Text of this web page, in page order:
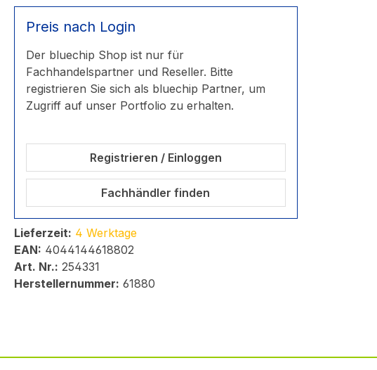
Preis nach Login
Der bluechip Shop ist nur für
Fachhandelspartner und Reseller. Bitte
registrieren Sie sich als bluechip Partner, um
Zugriff auf unser Portfolio zu erhalten.
Registrieren / Einloggen
Fachhändler finden
Lieferzeit: 4 Werktage
EAN: 4044144618802
Art. Nr.: 254331
Herstellernummer: 61880